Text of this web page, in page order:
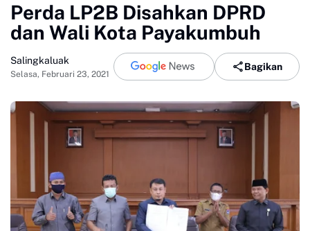
Perda LP2B Disahkan DPRD
dan Wali Kota Payakumbuh
Salingkaluak
Selasa, Februari 23, 2021
Bagikan